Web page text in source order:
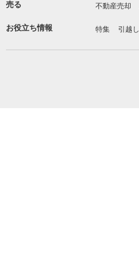
売る 不動産売却
お役立ち情報 特集 引越し